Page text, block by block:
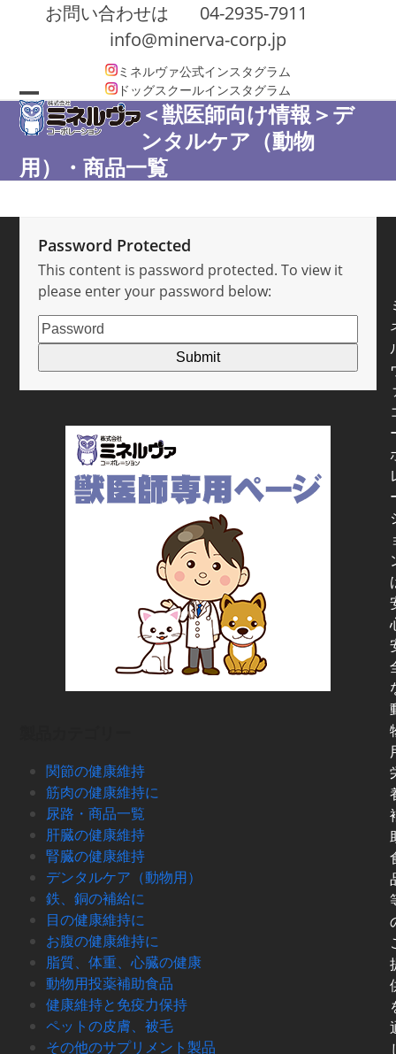
お問い合わせは
04-2935-7911
info@minerva-corp.jp
ミネルヴァ公式インスタグラム
ドッグスクールインスタグラム
Open
mobile
menu
Close
mobile
menu
＜獣医師向け情報＞デ
ンタルケア（動物
用）・商品一覧
Password Protected
This content is password protected. To view it
please enter your password below:
関節の健康維持
筋肉の健康維持に
尿路・商品一覧
肝臓の健康維持
腎臓の健康維持
デンタルケア（動物用）
鉄、銅の補給に
目の健康維持に
お腹の健康維持に
脂質、体重、心臓の健康
動物用投薬補助食品
健康維持と免疫力保持
ペットの皮膚、被毛
その他のサプリメント製品